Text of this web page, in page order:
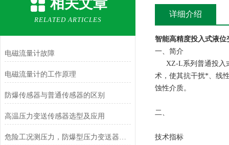
相关文章
RELATED ARTICLES
电磁流量计故障
电磁流量计的工作原理
防爆传感器与普通传感器的区别
高温压力变送传感器选型及应用
危险工况测压力，防爆型压力变送器更安心
详细介绍
智能高精度投入式液位
一、简介
XZ-L系列 普通投入
术，使其抗干扰*、线
蚀性介质。
二、
技术指标